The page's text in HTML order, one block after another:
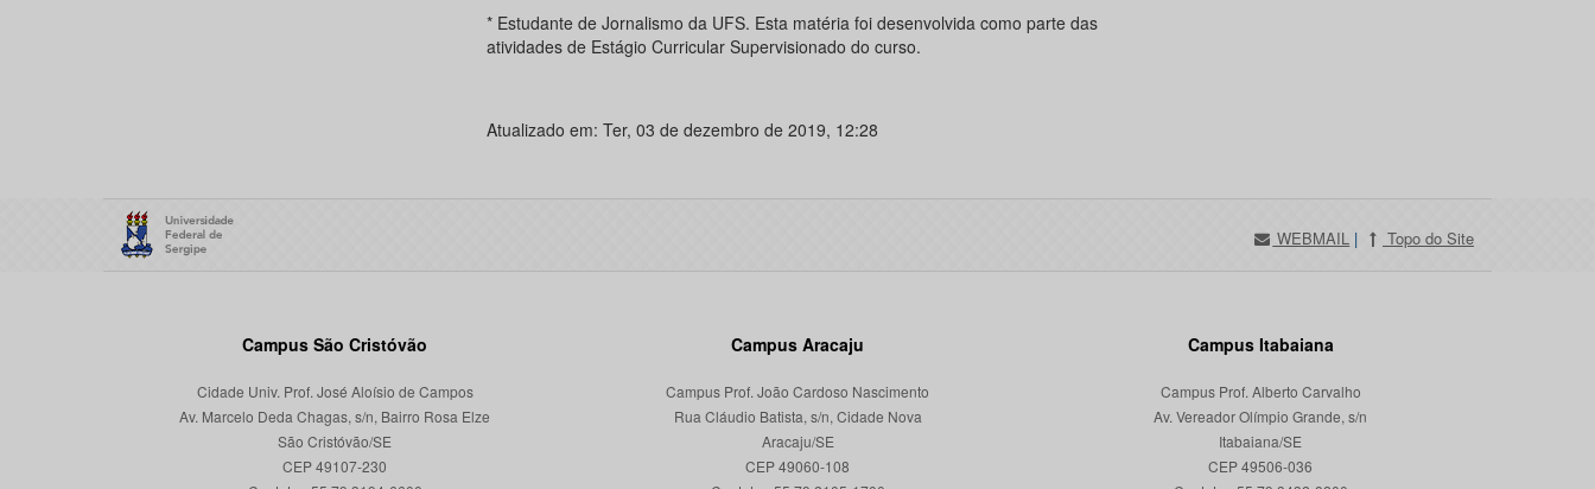
* Estudante de Jornalismo da UFS. Esta matéria foi desenvolvida como parte das
atividades de Estágio Curricular Supervisionado do curso.
Atualizado em: Ter, 03 de dezembro de 2019, 12:28
WEBMAIL | Topo do Site
Campus São Cristóvão
Cidade Univ. Prof. José Aloísio de Campos
Av. Marcelo Deda Chagas, s/n, Bairro Rosa Elze
São Cristóvão/SE
CEP 49107-230
Campus Aracaju
Campus Prof. João Cardoso Nascimento
Rua Cláudio Batista, s/n, Cidade Nova
Aracaju/SE
CEP 49060-108
Campus Itabaiana
Campus Prof. Alberto Carvalho
Av. Vereador Olímpio Grande, s/n
Itabaiana/SE
CEP 49506-036